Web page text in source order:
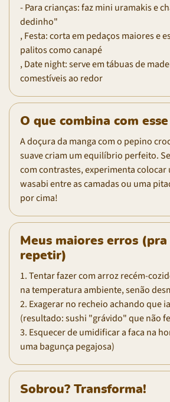
- Para crianças: faz mini uramakis e
dedinho"
, Festa: corta em pedaços maiores e
palitos como canapé
, Date night: serve em tábuas de
comestíveis ao redor
O que combina com
A doçura da manga com o pepino
suave criam um equilíbrio perfeito.
com contrastes, experimenta
wasabi entre as camadas ou uma
por cima!
Meus maiores erros (pra
repetir)
1. Tentar fazer com arroz recém-
na temperatura ambiente, senão
2. Exagerar no recheio achando que
(resultado: sushi "grávido" que não
3. Esquecer de umidificar a faca na
uma bagunça pegajosa)
Sobrou? Transforma!